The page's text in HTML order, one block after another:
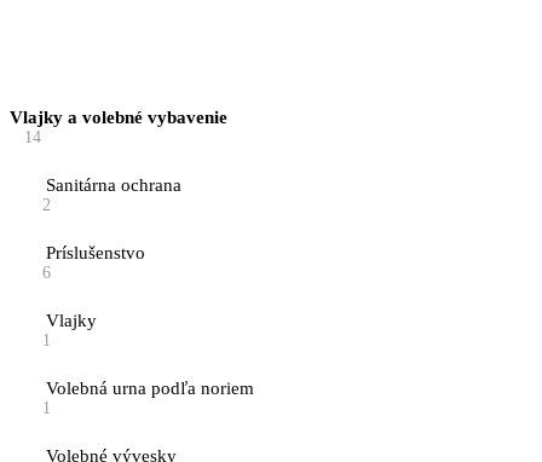
Vlajky a volebné vybavenie
14
Sanitárna ochrana
2
Príslušenstvo
6
Vlajky
1
Volebná urna podľa noriem
1
Volebné vývesky